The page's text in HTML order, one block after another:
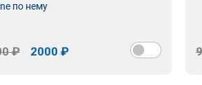
по нему
₽ 2000 ₽